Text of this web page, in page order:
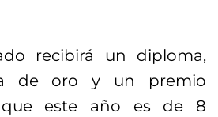
recibirá un diploma,
de oro y un premio
que este año es de 8